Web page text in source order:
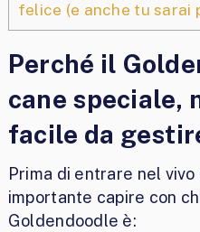
felice (e anche tu sarai
Perché il
cane speciale,
facile da
Prima di entrare nel vivo
importante capire con
Goldendoodle è: